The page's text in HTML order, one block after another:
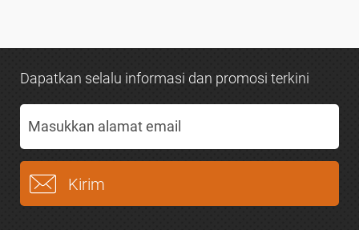
Dapatkan selalu informasi dan promosi terkini